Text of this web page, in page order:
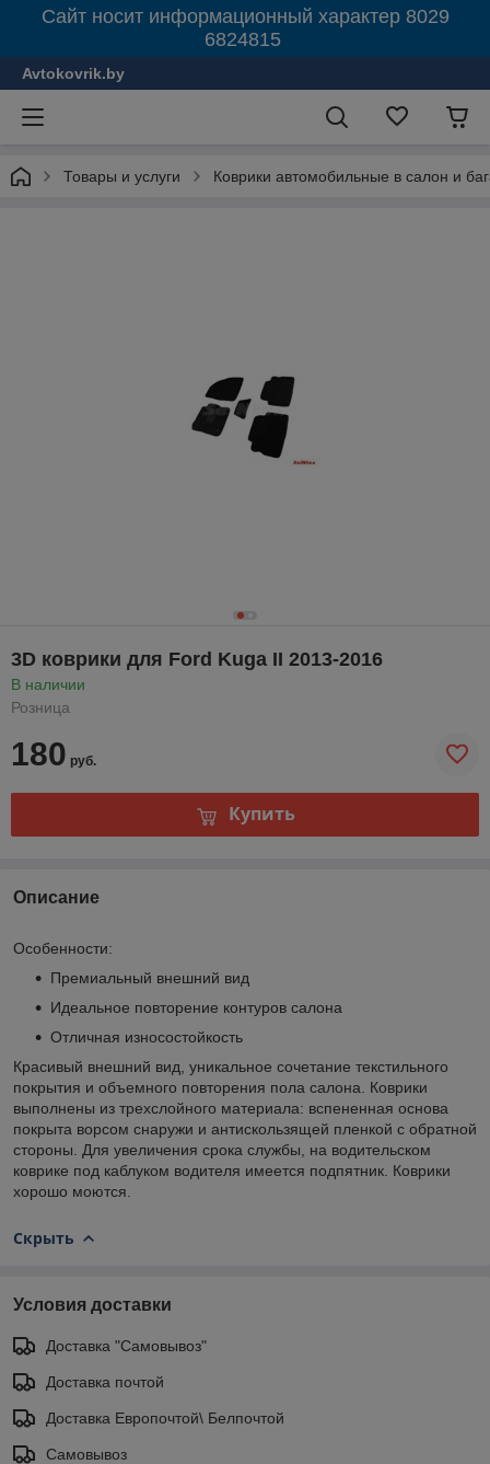
Сайт носит информационный характер 8029
6824815
Avtokovrik.by
Товары и услуги Коврики автомобильные в салон и
3D коврики для Ford Kuga II 2013-2016
В наличии
Розница
180 руб.
Купить
Описание
Особенности:
Премиальный внешний вид
Идеальное повторение контуров салона
Отличная износостойкость
Красивый внешний вид, уникальное сочетание текстильного
покрытия и объемного повторения пола салона. Коврики
выполнены из трехслойного материала: вспененная основа
покрыта ворсом снаружи и антискользящей пленкой с обратной
стороны. Для увеличения срока службы, на водительском
коврике под каблуком водителя имеется подпятник. Коврики
хорошо моются.
Скрыть
Условия доставки
Доставка "Самовывоз"
Доставка почтой
Доставка Европочтой\ Белпочтой
Самовывоз